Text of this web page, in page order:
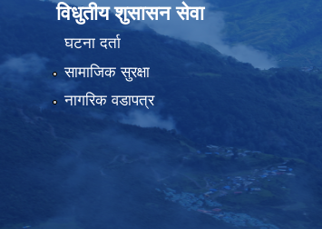
विधुतीय शुसासन सेवा
घटना दर्ता
सामाजिक सुरक्षा
नागरिक वडापत्र